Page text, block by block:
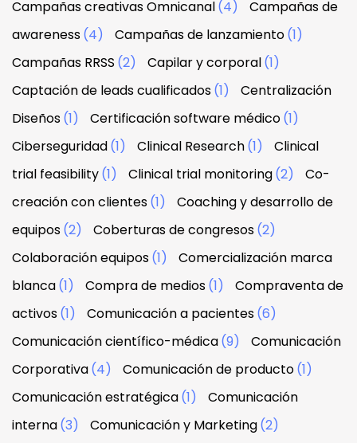
Campañas creativas Omnicanal(4)
Campañas de
awareness(4) Campañas de lanzamiento(1)
Campañas RRSS (2) Capilar y corporal(1)
Captación de leads cualificados(1)
Centralización
Diseños(1) Certificación software médico(1)
Ciberseguridad(1) Clinical Research(1)
Clinical
trial feasibility(1) Clinical trial monitoring(2)
Co-
creación con clientes(1)
Coaching y desarrollo de
equipos(2) Coberturas de congresos(2)
Colaboración equipos(1)
Comercialización marca
blanca(1) Compra de medios(1)
Compraventa de
activos(1) Comunicación a pacientes(6)
Comunicación científico-médica(9)
Comunicación
Corporativa(4) Comunicación de producto(1)
Comunicación estratégica(1)
Comunicación
interna(3) Comunicación y Marketing(2)